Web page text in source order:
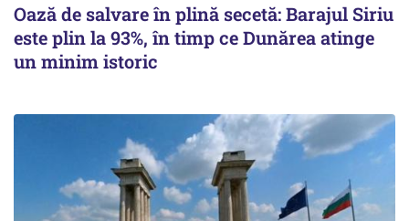
Oază de salvare în plină secetă: Barajul Siriu
este plin la 93%, în timp ce Dunărea atinge
un minim istoric